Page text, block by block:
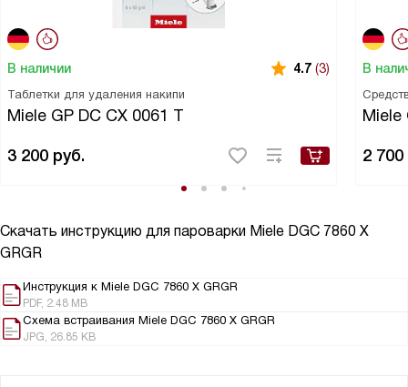
В наличии 4.7 (3)
Таблетки для удаления накипи
Miele GP DC CX 0061 T
3 200 руб.
В
Miele
2 700
Скачать инструкцию для пароварки Miele DGC 7860 X
GRGR
Инструкция к Miele DGC 7860 X GRGR
PDF, 2.48 MB
Схема встраивания Miele DGC 7860 X GRGR
JPG, 26.85 KB